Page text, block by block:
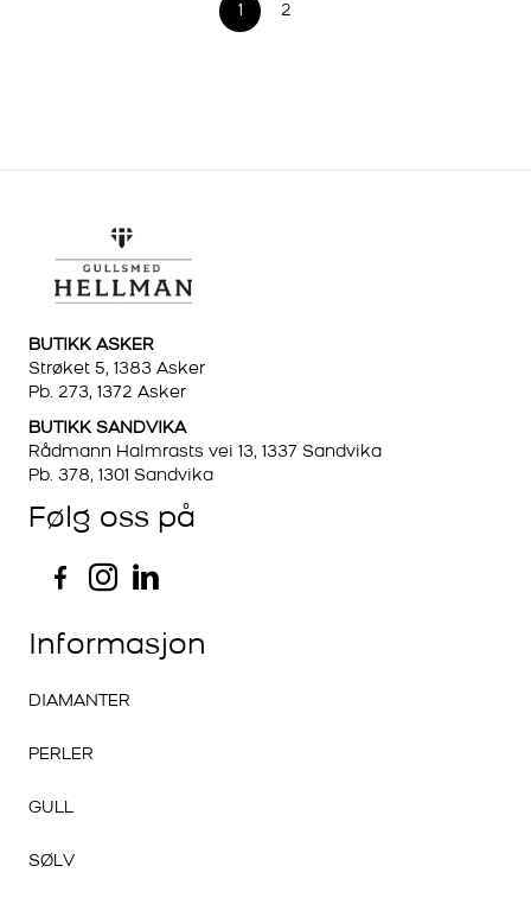
1 2
BUTIKK ASKER
Strøket 5, 1383 Asker
Pb. 273, 1372 Asker
BUTIKK SANDVIKA
Rådmann Halmrasts vei 13, 1337 Sandvika
Pb. 378, 1301 Sandvika
Følg oss på
Informasjon
DIAMANTER
PERLER
GULL
SØLV